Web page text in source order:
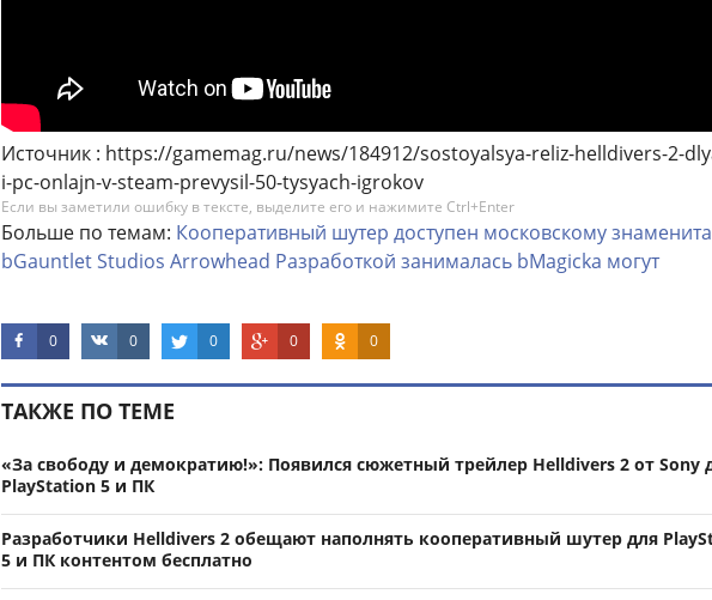
Источник : https://gamemag.ru/news/184912/sostoyalsya-reliz-helldivers-2-
i-pc-onlajn-v-steam-prevysil-50-tysyach-igrokov
Если вы заметили ошибку в тексте, выделите его и нажимите Ctrl+Enter
Больше по темам: Кооперативный шутер доступен московскому
bGauntletStudios Arrowhead Разработкой занималась bMagicka могут
0 0 0 0 0
ТАКЖЕ ПО ТЕМЕ
«За свободу и демократию!»: Появился сюжетный трейлер Helldivers 2 от Sony
PlayStation 5 и ПК
Разработчики Helldivers 2 обещают наполнять кооперативный шутер для
5 и ПК контентом бесплатно